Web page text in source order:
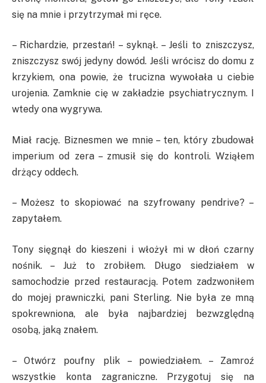
się na mnie i przytrzymał mi ręce.
– Richardzie, przestań! – syknął. – Jeśli to zniszczysz,
zniszczysz swój jedyny dowód. Jeśli wrócisz do domu z
krzykiem, ona powie, że trucizna wywołała u ciebie
urojenia. Zamknie cię w zakładzie psychiatrycznym. I
wtedy ona wygrywa.
Miał rację. Biznesmen we mnie – ten, który zbudował
imperium od zera – zmusił się do kontroli. Wziąłem
drżący oddech.
– Możesz to skopiować na szyfrowany pendrive? –
zapytałem.
Tony sięgnął do kieszeni i włożył mi w dłoń czarny
nośnik. – Już to zrobiłem. Długo siedziałem w
samochodzie przed restauracją. Potem zadzwoniłem
do mojej prawniczki, pani Sterling. Nie była ze mną
spokrewniona, ale była najbardziej bezwzględną
osobą, jaką znałem.
– Otwórz poufny plik – powiedziałem. – Zamroź
wszystkie konta zagraniczne. Przygotuj się na